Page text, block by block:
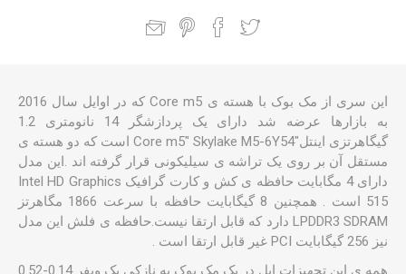
این سری از مک بوک با هسته ی Core m5 که در اوایل سال 2016
به بازارها عرضه شد دارای یک پردازشگر 14 نانومتری 1.2
گیگاهرتزی اینتل"Core m5" Skylake M5-6Y54 است که دو هسته ی
مستقل آن بر روی یک تراشه ی سیلیکونی قرار گرفته اند .این مدل
دارای 4 مگابایت حافظه ی کش و کارت گرافیک Intel HD Graphics
515 است . همچنین 8 گیگابایت حافظه با سرعت 1866 مگاهرتز
LPDDR3 SDRAM دارد که قابل ارتقا نیست.حافظه ی فلش این مدل
نیز 256 گیگابایت PCI غیر قابل ارتقا است .
همه ی این تجهیزات اپل در یک مک بوک به نازکی یک ویفر 0.14-0.52